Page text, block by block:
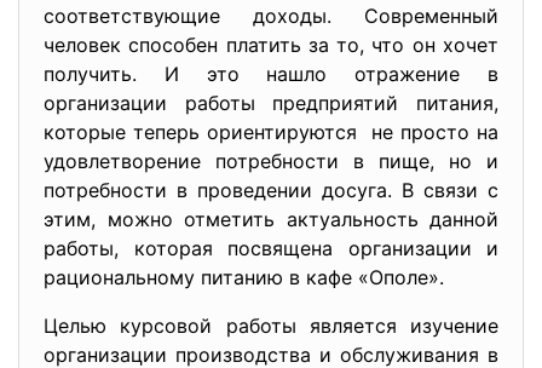
соответствующие доходы. Современный
человек способен платить за то, что он хочет
получить. И это нашло отражение в
организации работы предприятий питания,
которые теперь ориентируются не просто на
удовлетворение потребности в пище, но и
потребности в проведении досуга. В связи с
этим, можно отметить актуальность данной
работы, которая посвящена организации и
рациональному питанию в кафе «Ополе».
Целью курсовой работы является изучение
организации производства и обслуживания в